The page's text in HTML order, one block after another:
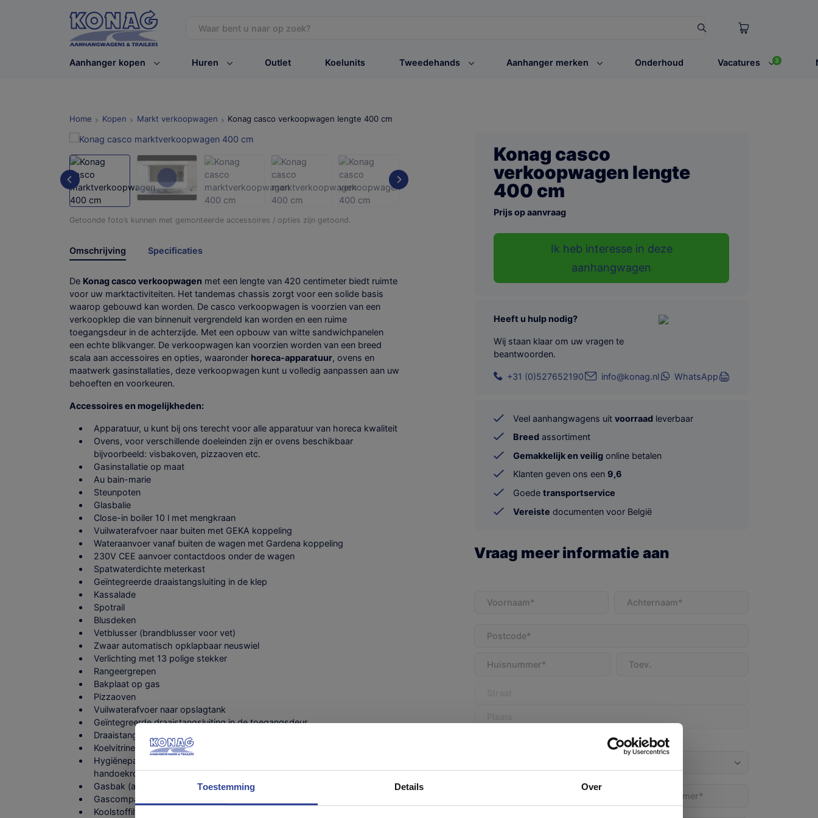
Toestemming Details Over
Aanhanger kopen Huren Outlet Koelunits Tweedehands Aanhanger merken Onderhoud Vacatures 3
Home Kopen Markt verkoopwagen Konag casco verkoopwagen lengte 400 cm
Getoonde foto’s kunnen met gemonteerde accessoires / opties zijn getoond.
Omschrijving Specificaties
De Konag casco verkoopwagen met een lengte van 420 centimeter biedt ruimte
voor uw marktactiviteiten. Het tandemas chassis zorgt voor een solide basis
waarop gebouwd kan worden. De casco verkoopwagen is voorzien van een
verkoopklep die van binnenuit vergrendeld kan worden en een ruime
toegangsdeur in de achterzijde. Met een opbouw van witte sandwichpanelen
een echte blikvanger. De verkoopwagen kan voorzien worden van een breed
scala aan accessoires en opties, waaronder horeca-apparatuur, ovens en
maatwerk gasinstallaties, deze verkoopwagen kunt u volledig aanpassen aan uw
behoeften en voorkeuren.
Accessoires en mogelijkheden:
Apparatuur, u kunt bij ons terecht voor alle apparatuur van horeca kwaliteit
Ovens, voor verschillende doeleinden zijn er ovens beschikbaar
bijvoorbeeld: visbakoven, pizzaoven etc.
Gasinstallatie op maat
Au bain-marie
Steunpoten
Glasbalie
Close-in boiler 10 l met mengkraan
Vuilwaterafvoer naar buiten met GEKA koppeling
Wateraanvoer vanaf buiten de wagen met Gardena koppeling
230V CEE aanvoer contactdoos onder de wagen
Spatwaterdichte meterkast
Geïntegreerde draaistangsluiting in de klep
Kassalade
Spotrail
Blusdeken
Vetblusser (brandblusser voor vet)
Zwaar automatisch opklapbaar neuswiel
Verlichting met 13 polige stekker
Rangeergrepen
Bakplaat op gas
Pizzaoven
Vuilwaterafvoer naar opslagtank
Geïntegreerde draaistangsluiting in de toegangsdeur
Draaistangsluiting op de klep
Koelvitrine met marmer werkblad in de afmetingen 100 / 130 en 150cm
Hygiënepakket (5 l handgevulde boiler, zeepautomaat en
handoekrolhouder)
Gasbak (aluminium tranenplaat) voor 3 gasflessen met manifold
Gascompartiment in de wagen verwerkt
Koolstoffilter
Konag casco
verkoopwagen lengte
400 cm
Prijs op aanvraag
Ik heb interesse in deze
aanhangwagen
Heeft u hulp nodig?
Wij staan klaar om uw vragen te
beantwoorden.
+31 (0)527652190 info@konag.nl WhatsApp
Veel aanhangwagens uit voorraad leverbaar
Breed assortiment
Gemakkelijk en veilig online betalen
Klanten geven ons een 9,6
Goede transportservice
Vereiste documenten voor België
Vraag meer informatie aan
mailadres(Vereist)
Wij geloven in persoonlijk contact.